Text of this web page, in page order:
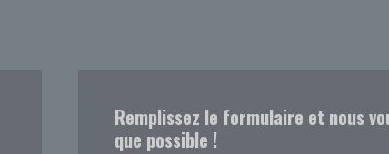
Remplissez le formulaire et nous
que possible !